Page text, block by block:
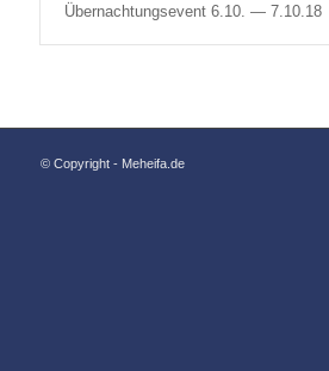
Über­nach­tungs­event 6.10. — 7.10.18
© Copyright - Meheifa.de